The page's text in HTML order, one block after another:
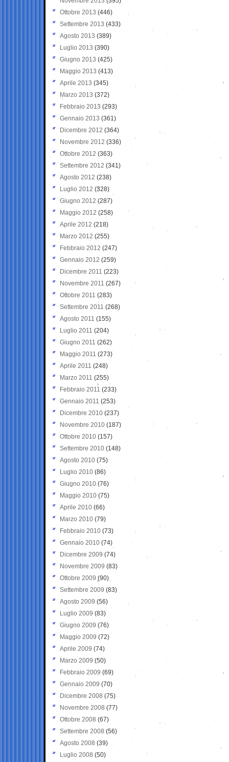
Ottobre 2013 (446)
Settembre 2013 (433)
Agosto 2013 (389)
Luglio 2013 (390)
Giugno 2013 (425)
Maggio 2013 (413)
Aprile 2013 (345)
Marzo 2013 (372)
Febbraio 2013 (293)
Gennaio 2013 (361)
Dicembre 2012 (364)
Novembre 2012 (336)
Ottobre 2012 (363)
Settembre 2012 (341)
Agosto 2012 (238)
Luglio 2012 (328)
Giugno 2012 (287)
Maggio 2012 (258)
Aprile 2012 (218)
Marzo 2012 (255)
Febbraio 2012 (247)
Gennaio 2012 (259)
Dicembre 2011 (223)
Novembre 2011 (267)
Ottobre 2011 (283)
Settembre 2011 (268)
Agosto 2011 (155)
Luglio 2011 (204)
Giugno 2011 (262)
Maggio 2011 (273)
Aprile 2011 (248)
Marzo 2011 (255)
Febbraio 2011 (233)
Gennaio 2011 (253)
Dicembre 2010 (237)
Novembre 2010 (187)
Ottobre 2010 (157)
Settembre 2010 (148)
Agosto 2010 (75)
Luglio 2010 (86)
Giugno 2010 (76)
Maggio 2010 (75)
Aprile 2010 (66)
Marzo 2010 (79)
Febbraio 2010 (73)
Gennaio 2010 (74)
Dicembre 2009 (74)
Novembre 2009 (83)
Ottobre 2009 (90)
Settembre 2009 (83)
Agosto 2009 (56)
Luglio 2009 (83)
Giugno 2009 (76)
Maggio 2009 (72)
Aprile 2009 (74)
Marzo 2009 (50)
Febbraio 2009 (69)
Gennaio 2009 (70)
Dicembre 2008 (75)
Novembre 2008 (77)
Ottobre 2008 (67)
Settembre 2008 (56)
Agosto 2008 (39)
Luglio 2008 (50)